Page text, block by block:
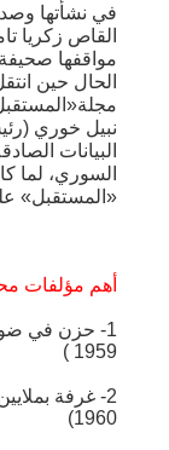
في نشأتها
القاص زكريا
الحال حين
نبيل خوري
البيانات
السوري، لما
«المستقبل»
أهم مؤلفات
1- حزن في
1959 )
2- غرفة
1960)